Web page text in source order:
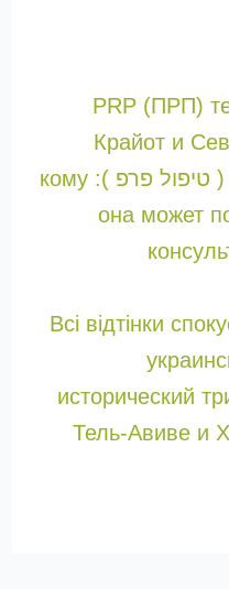
PRP (ПРП)
Крайот и
здоровья волос ( טיפול פרפ ): кому
она может
«Всі відтінки
исторический
Тель-Авиве и